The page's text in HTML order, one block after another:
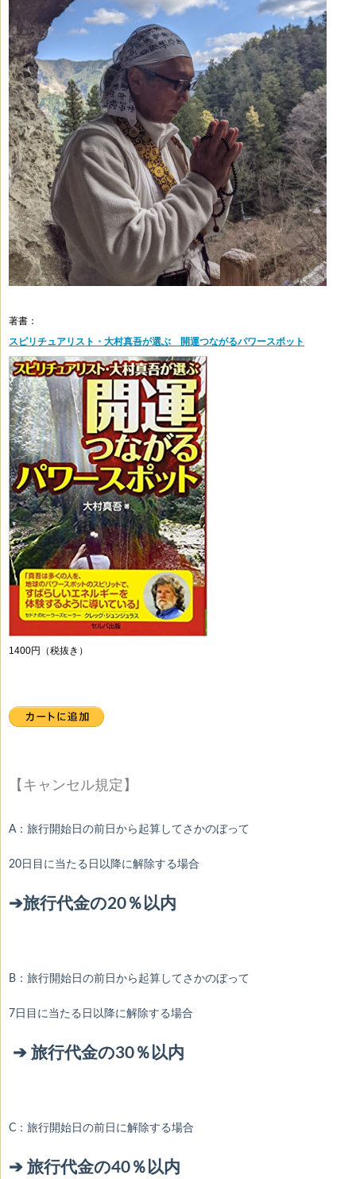
著書：
スピリチュアリスト・大村真吾が選ぶ 開運つながるパワースポット
1400円（税抜き）
【キャンセル規定】
A：旅行開始日の前日から起算してさかのぼって
20日目に当たる日以降に解除する場合
➔旅行代金の20％以内
B：旅行開始日の前日から起算してさかのぼって
7日目に当たる日以降に解除する場合
➔ 旅行代金の30％以内
C：旅行開始日の前日に解除する場合
➔ 旅行代金の40％以内